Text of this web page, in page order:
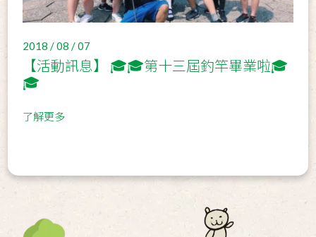
2018 / 08 / 07
【活動訊息】 🎓🎓第十三屆釣竿畢業啦🎓
🎓
了解更多